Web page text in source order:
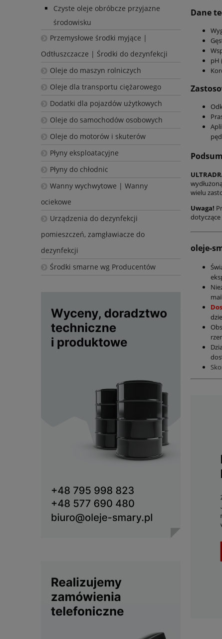
Czyste oleje obróbcze przyjazne
środowisku
Przemysłowe środki myjące |
Odtłuszczacze | Środki do dezynfekcji
Oleje do maszyn rolniczych
Oleje dla transportu ciężarowego
Dodatki dla pojazdów użytkowych
Oleje do samochodów osobowych
Oleje do motorów i skuterów
Płyny eksploatacyjne
Płyny do chłodnic
Wanny wychwytowe | Wanny
ociekowe
Urządzenia do dezynfekcji
pomieszczeń, zamgławiacze do
dezynfekcji
Środki smarne wg Producentów
Dane
pH
wielu
Uwaga!
oleje-